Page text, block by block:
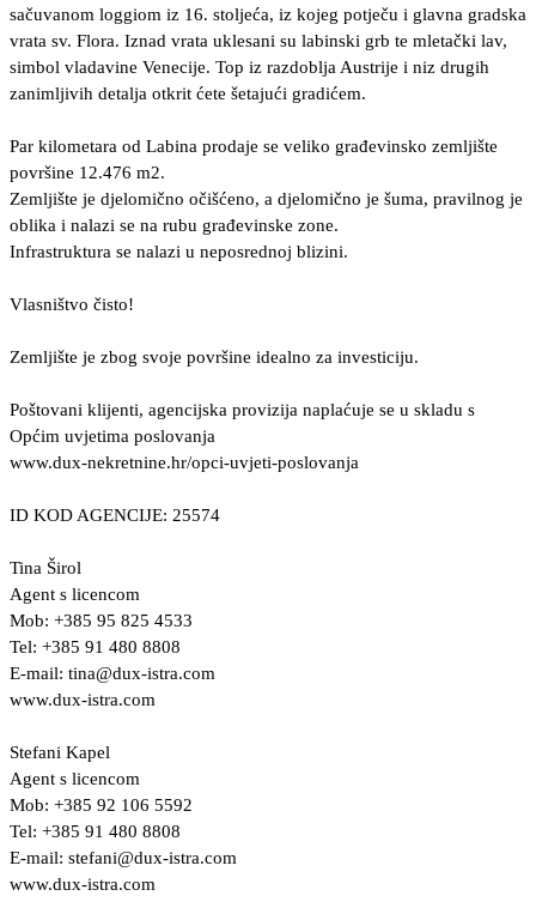
sačuvanom loggiom iz 16. stoljeća, iz kojeg potječu i glavna gradska
vrata sv. Flora. Iznad vrata uklesani su labinski grb te mletački lav,
simbol vladavine Venecije. Top iz razdoblja Austrije i niz drugih
zanimljivih detalja otkrit ćete šetajući gradićem.
Par kilometara od Labina prodaje se veliko građevinsko zemljište
površine 12.476 m2.
Zemljište je djelomično očišćeno, a djelomično je šuma, pravilnog je
oblika i nalazi se na rubu građevinske zone.
Infrastruktura se nalazi u neposrednoj blizini.
Vlasništvo čisto!
Zemljište je zbog svoje površine idealno za investiciju.
Poštovani klijenti, agencijska provizija naplaćuje se u skladu s
Općim uvjetima poslovanja
www.dux-nekretnine.hr/opci-uvjeti-poslovanja
ID KOD AGENCIJE: 25574
Tina Širol
Agent s licencom
Mob: +385 95 825 4533
Tel: +385 91 480 8808
E-mail: tina@dux-istra.com
www.dux-istra.com
Stefani Kapel
Agent s licencom
Mob: +385 92 106 5592
Tel: +385 91 480 8808
E-mail: stefani@dux-istra.com
www.dux-istra.com